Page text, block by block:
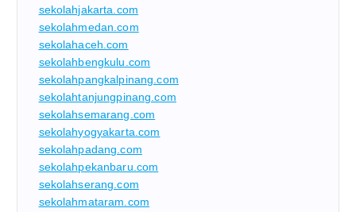
sekolahjakarta.com
sekolahmedan.com
sekolahaceh.com
sekolahbengkulu.com
sekolahpangkalpinang.com
sekolahtanjungpinang.com
sekolahsemarang.com
sekolahyogyakarta.com
sekolahpadang.com
sekolahpekanbaru.com
sekolahserang.com
sekolahmataram.com